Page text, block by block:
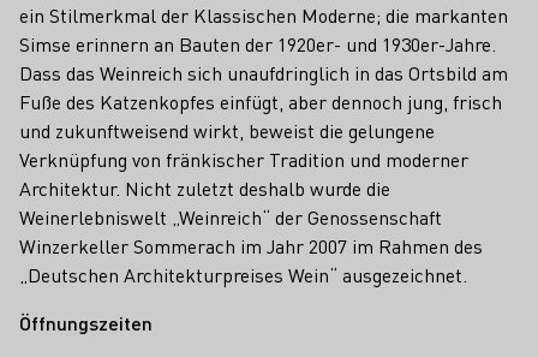
ein Stilmerkmal der Klassischen Moderne; die markanten
Simse erinnern an Bauten der 1920er- und 1930er-Jahre.
Dass das Weinreich sich unaufdringlich in das Ortsbild am
Fuße des Katzenkopfes einfügt, aber dennoch jung, frisch
und zukunftweisend wirkt, beweist die gelungene
Verknüpfung von fränkischer Tradition und moderner
Architektur. Nicht zuletzt deshalb wurde die
Weinerlebniswelt „Weinreich“ der Genossenschaft
Winzerkeller Sommerach im Jahr 2007 im Rahmen des
„Deutschen Architekturpreises Wein“ ausgezeichnet.
Öffnungszeiten